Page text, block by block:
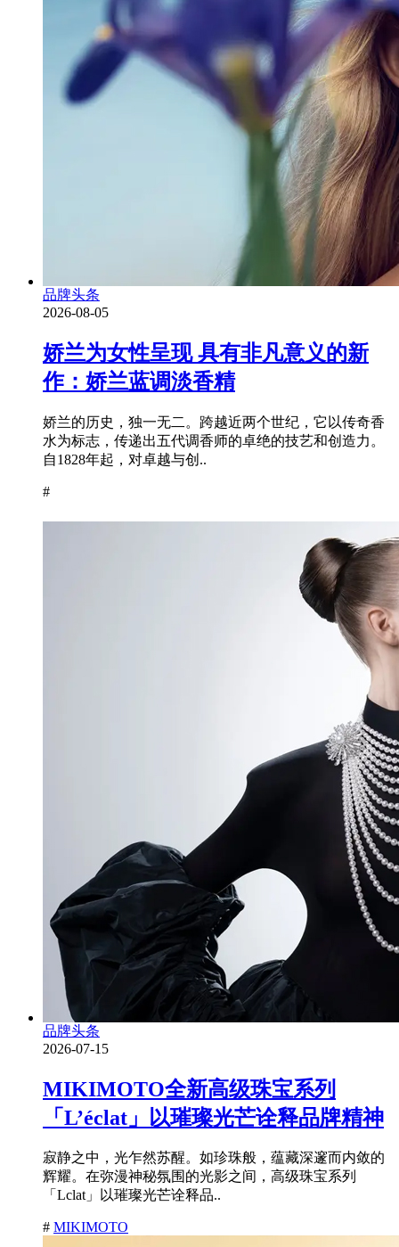
品牌头条
2026-08-05
娇兰为女性呈现 具有非凡意义的新
作：娇兰蓝调淡香精
娇兰的历史，独一无二。跨越近两个世纪，它以传奇香
水为标志，传递出五代调香师的卓绝的技艺和创造力。
自1828年起，对卓越与创..
#
品牌头条
2026-07-15
MIKIMOTO全新高级珠宝系列
「L’éclat」以璀璨光芒诠释品牌精神
寂静之中，光乍然苏醒。如珍珠般，蕴藏深邃而内敛的
辉耀。在弥漫神秘氛围的光影之间，高级珠宝系列
「Lclat」以璀璨光芒诠释品..
# MIKIMOTO